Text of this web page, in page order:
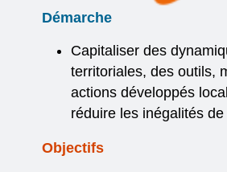
Démarche
Capitaliser des
territoriales, des outils,
actions développés
réduire les inégalités
Objectifs